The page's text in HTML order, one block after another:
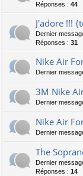
Réponses : 44
J'adore !!!
Dernier
Réponses : 31
Nike Air
Dernier
3M Nike
Dernier
Nike Air
Dernier
The
Dernier
Réponses : 14